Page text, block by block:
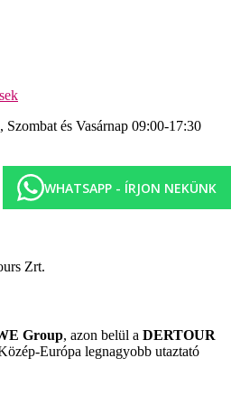
ellenében
vacsorát bőséges büfé formájában,
harapnivalókat, délutáni uzsonnát,
helyi üdítőt és alkoholos italt.
által meghatározott helyeken és
és Vasárnap 09:00-17:30
WHATSAPP - ÍRJON NEKÜNK
Zrt.
Group, azon belül a DERTOUR
Európa legnagyobb utaztató